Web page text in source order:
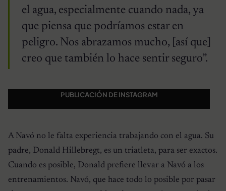
el agua, especialmente cuando nada, ya
que piensa que podríamos estar en
peligro. Nos abrazamos mucho, [así que]
creo que también lo hace sentir seguro”.
PUBLICACIÓN DE INSTAGRAM
A Navó no le falta experiencia trabajando con el agua. Su
padre, Donald Hillebregt, es un triatleta, para ser exactos.
Cuando es posible, Donald prefiere llevar a Navó a los
entrenamientos. Navó, que hace todo lo posible por pasar